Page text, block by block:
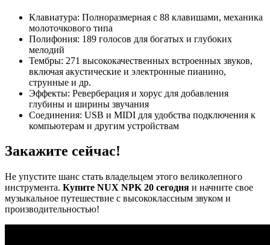
Клавиатура: Полноразмерная с 88 клавишами, механика
молоточкового типа
Полифония: 189 голосов для богатых и глубоких
мелодий
Тембры: 271 высококачественных встроенных звуков,
включая акустические и электронные пианино,
струнные и др.
Эффекты: Реверберация и хорус для добавления
глубины и ширины звучания
Соединения: USB и MIDI для удобства подключения к
компьютерам и другим устройствам
Закажите сейчас!
Не упустите шанс стать владельцем этого великолепного
инструмента. Купите NUX NPK 20 сегодня и начните свое
музыкальное путешествие с высококлассным звуком и
производительностью!